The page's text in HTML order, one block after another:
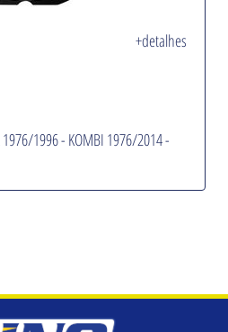
+detalhes
1976/1996 - KOMBI 1976/2014 -